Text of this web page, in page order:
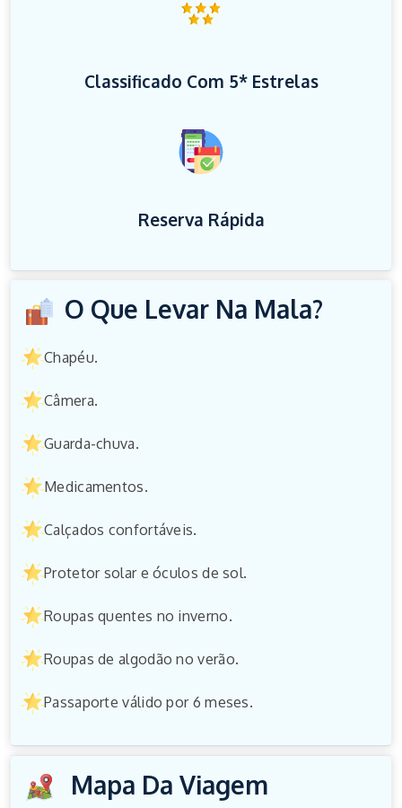
Classificado Com 5* Estrelas
Reserva Rápida
O Que Levar Na Mala?
Chapéu.
Câmera.
Guarda-chuva.
Medicamentos.
Calçados confortáveis.
Protetor solar e óculos de sol.
Roupas quentes no inverno.
Roupas de algodão no verão.
Passaporte válido por 6 meses.
Mapa Da Viagem